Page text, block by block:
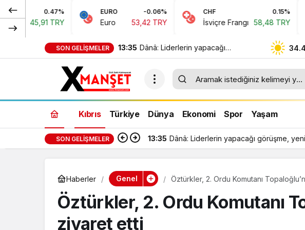
EURO -0.06%
Euro 53,42 TRY
CHF
İsviçre Frangı 58,48 TRY
JPY
Japon
SON GELIŞMELER 13:35 Dânâ: Liderlerin yapacağı
görüşme, yeni ve sonuç alıcı
5+1 toplantısına hazırlık niteliği
taşıyor
Kıbrıs Türkiye Dünya Ekonomi Spor Yaşam
SON GELIŞMELER 13:35 Dânâ: Liderlerin yapacağı görüşme, yeni
Haberler Genel Öztürkler, 2. Ordu Komutanı
Öztürkler, 2. Ordu Komutanı
ziyaret etti